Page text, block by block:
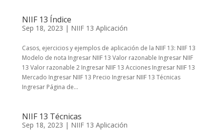
NIIF 13 Índice
Sep 18, 2023 | NIIF 13 Aplicación
Casos, ejercicios y ejemplos de aplicación de la NIIF 13: NIIF 13
Modelo de nota Ingresar NIIF 13 Valor razonable Ingresar NIIF
13 Valor razonable 2 Ingresar NIIF 13 Acciones Ingresar NIIF 13
Mercado Ingresar NIIF 13 Precio Ingresar NIIF 13 Técnicas
Ingresar Página de...
NIIF 13 Técnicas
Sep 18, 2023 | NIIF 13 Aplicación